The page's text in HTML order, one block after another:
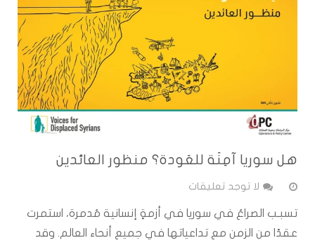
هل سوريا آمِنَة للعَودة؟ منظور العائدين
لا توجد تعليقات
تسبـب الصراعُ في سوريا في أزمةٍ إنسانية مُدمرة، استمرت
عقدًا من الزمن مع تداعياتها في جميع أنحاء العالم. وقد